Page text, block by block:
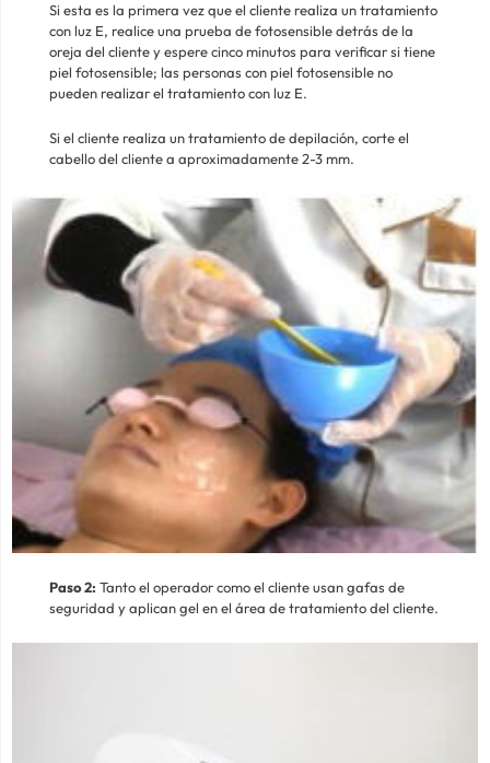
Si esta es la primera vez que el cliente realiza un tratamiento
con luz E, realice una prueba de fotosensible detrás de la
oreja del cliente y espere cinco minutos para verificar si tiene
piel fotosensible; las personas con piel fotosensible no
pueden realizar el tratamiento con luz E.
Si el cliente realiza un tratamiento de depilación, corte el
cabello del cliente a aproximadamente 2-3 mm.
Paso 2: Tanto el operador como el cliente usan gafas de
seguridad y aplican gel en el área de tratamiento del cliente.